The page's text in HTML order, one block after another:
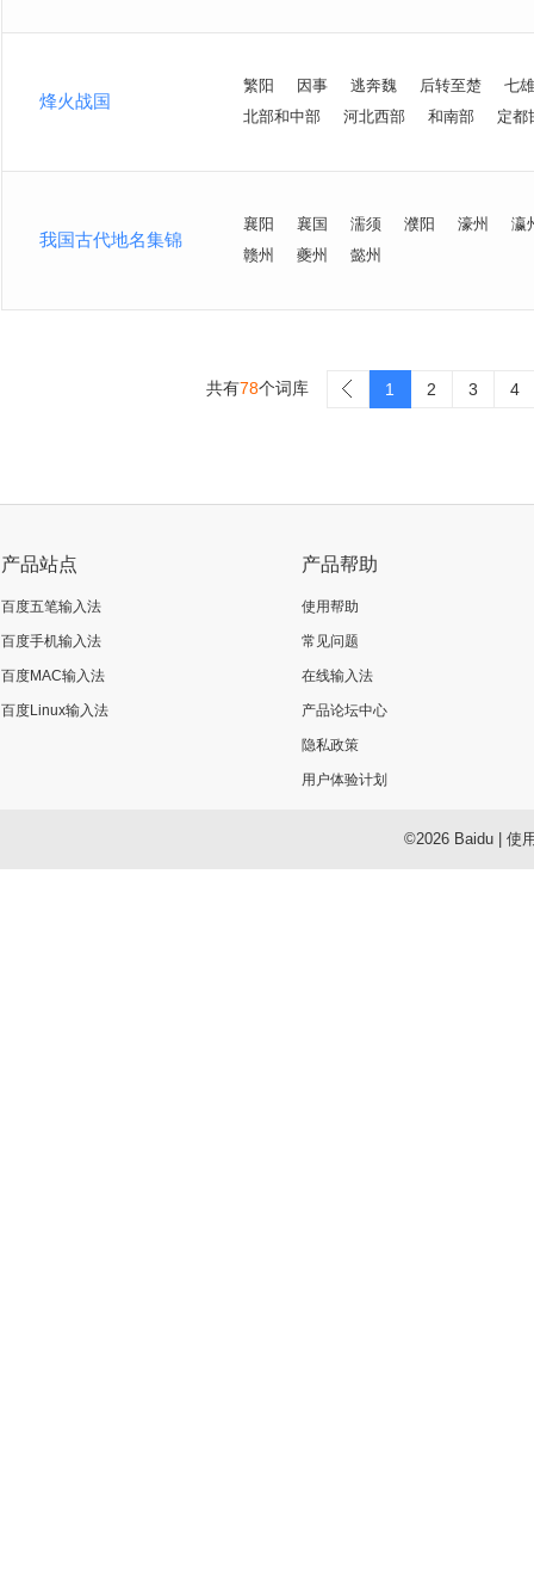
烽火战国
繁阳 因事 逃奔魏 后转至楚
七
北部和中部
河北西部 和南部 定都
我国古代地名集锦
襄阳 襄国 濡须 濮阳 濠州
瀛
赣州
夔州 懿州
共有78个词库 1 2 3 4
产品站点
百度五笔输入法
百度手机输入法
百度MAC输入法
百度Linux输入法
产品帮助
使用帮助
常见问题
在线输入法
产品论坛中心
隐私政策
用户体验计划
©2026 Baidu| 使